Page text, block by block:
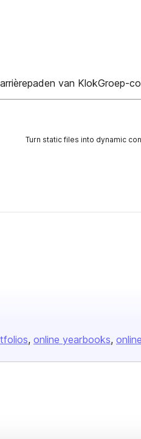
van KlokGroep-
Turn static files into dynamic
online yearbooks